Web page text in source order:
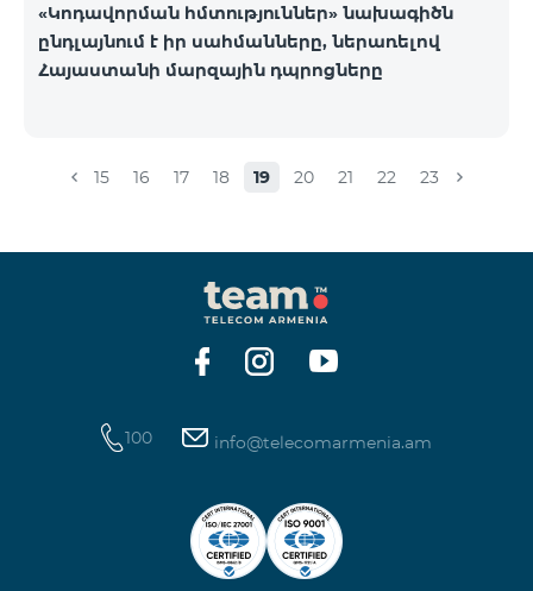
«Կոդավորման հմտություններ» նախագիծն
ընդլայնում է իր սահմանները, ներառելով
Հայաստանի մարզային դպրոցները
15 16 17 18 19 20 21 22 23
100 info@telecomarmenia.am